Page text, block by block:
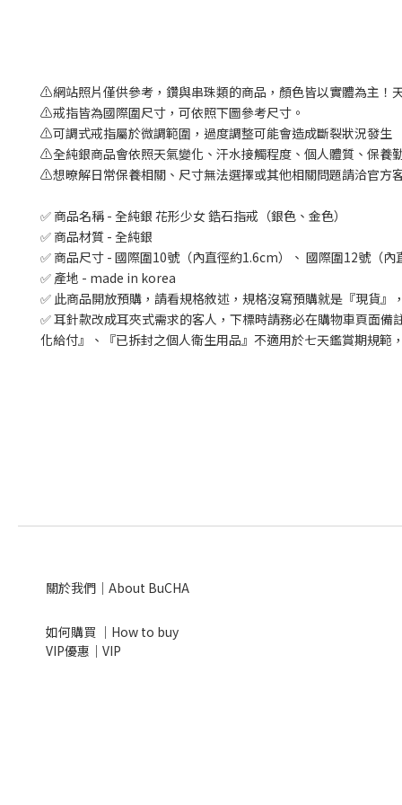
⚠️網站照片僅供參考，鑽與串珠類的商品，顏色皆以實體為主！
⚠️戒指皆為國際圍尺寸，可依照下圖參考尺寸。
⚠️可調式戒指屬於微調範圍，過度調整可能會造成斷裂狀況發生
⚠️全純銀商品會依照天氣變化、汗水接觸程度、個人體質、保養
⚠️想暸解日常保養相關、尺寸無法選擇或其他相關問題請洽官方
✅ 商品名稱 - 全純銀 花形少女 鋯石指戒（銀色、金色）
✅ 商品材質 - 全純銀
✅ 商品尺寸 - 國際圍10號（內直徑約1.6cm）、 國際圍12號（
✅ 產地 - made in korea
✅ 此商品開放預購，請看規格敘述，規格沒寫預購就是『現貨
✅ 耳針款改成耳夾式需求的客人，下標時請務必在購物車頁面
化給付』、『已拆封之個人衛生用品』不適用於七天鑑賞期規範
關於我們｜About BuCHA
如何購買 ｜How to buy
VIP優惠｜VIP